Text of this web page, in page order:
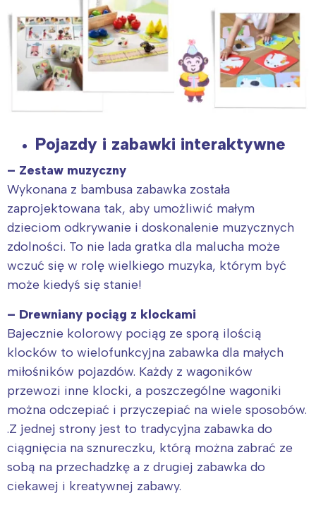
Pojazdy i zabawki interaktywne
– Zestaw muzyczny
Wykonana z bambusa zabawka została
zaprojektowana tak, aby umożliwić małym
dzieciom odkrywanie i doskonalenie muzycznych
zdolności. To nie lada gratka dla malucha może
wczuć się w rolę wielkiego muzyka, którym być
może kiedyś się stanie!
– Drewniany pociąg z klockami
Bajecznie kolorowy pociąg ze sporą ilością
klocków to wielofunkcyjna zabawka dla małych
miłośników pojazdów. Każdy z wagoników
przewozi inne klocki, a poszczególne wagoniki
można odczepiać i przyczepiać na wiele sposobów.
.Z jednej strony jest to tradycyjna zabawka do
ciągnięcia na sznureczku, którą można zabrać ze
sobą na przechadzkę a z drugiej zabawka do
ciekawej i kreatywnej zabawy.